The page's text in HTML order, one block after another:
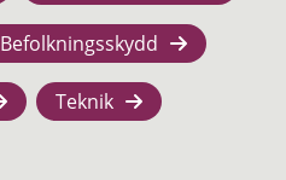
Befolkningsskydd
Teknik